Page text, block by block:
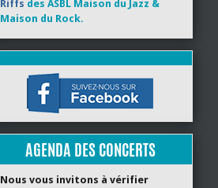
Riffs des ASBL Maison du Jazz &
Maison du Rock.
AGENDA DES CONCERTS
Nous vous invitons à vérifier